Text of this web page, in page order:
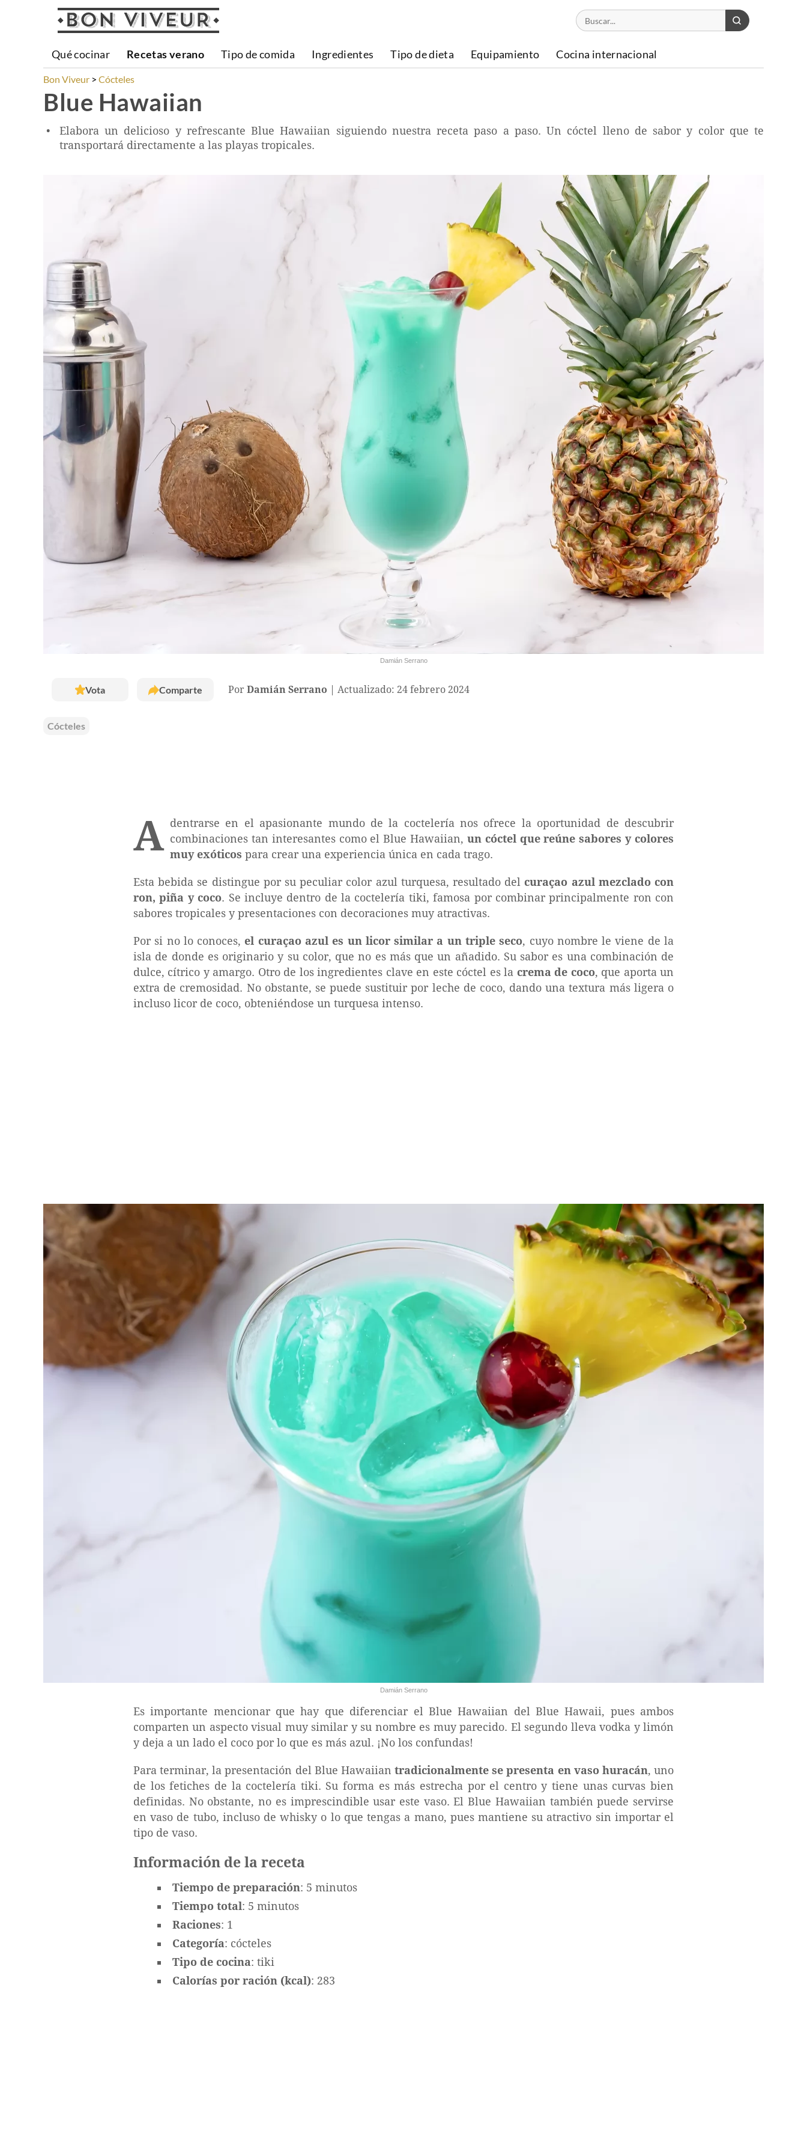
Qué cocinar Recetas verano Tipo de comida Ingredientes Tipo de dieta Equipamiento Cocina internacional
Bon Viveur Cócteles
Blue Hawaiian
Damián Serrano
Elabora un delicioso y refrescante Blue Hawaiian siguiendo nuestra receta paso a paso. Un cóctel lleno de sabor y color que te
transportará directamente a las playas tropicales.
Vota Comparte Por Damián Serrano Actualizado: 24 febrero 2024
Cócteles
A dentrarse en el apasionante mundo de la coctelería nos ofrece la oportunidad de descubrir
combinaciones tan interesantes como el Blue Hawaiian, un cóctel que reúne sabores y colores
muy exóticos para crear una experiencia única en cada trago.
Esta bebida se distingue por su peculiar color azul turquesa, resultado del curaçao azul mezclado con
ron, piña y coco. Se incluye dentro de la coctelería tiki, famosa por combinar principalmente ron con
sabores tropicales y presentaciones con decoraciones muy atractivas.
Por si no lo conoces, el curaçao azul es un licor similar a un triple seco, cuyo nombre le viene de la
isla de donde es originario y su color, que no es más que un añadido. Su sabor es una combinación de
dulce, cítrico y amargo. Otro de los ingredientes clave en este cóctel es la crema de coco, que aporta un
extra de cremosidad. No obstante, se puede sustituir por leche de coco, dando una textura más ligera o
incluso licor de coco, obteniéndose un turquesa intenso.
Damián Serrano
Es importante mencionar que hay que diferenciar el Blue Hawaiian del Blue Hawaii, pues ambos
comparten un aspecto visual muy similar y su nombre es muy parecido. El segundo lleva vodka y limón
y deja a un lado el coco por lo que es más azul. ¡No los confundas!
Para terminar, la presentación del Blue Hawaiiantradicionalmente se presenta en vaso huracán, uno
de los fetiches de la coctelería tiki. Su forma es más estrecha por el centro y tiene unas curvas bien
definidas. No obstante, no es imprescindible usar este vaso. El Blue Hawaiian también puede servirse
en vaso de tubo, incluso de whisky o lo que tengas a mano, pues mantiene su atractivo sin importar el
tipo de vaso.
Información de la receta
Tiempo de preparación: 5 minutos
Tiempo total: 5 minutos
Raciones: 1
Categoría: cócteles
Tipo de cocina: tiki
Calorías por ración (kcal): 283